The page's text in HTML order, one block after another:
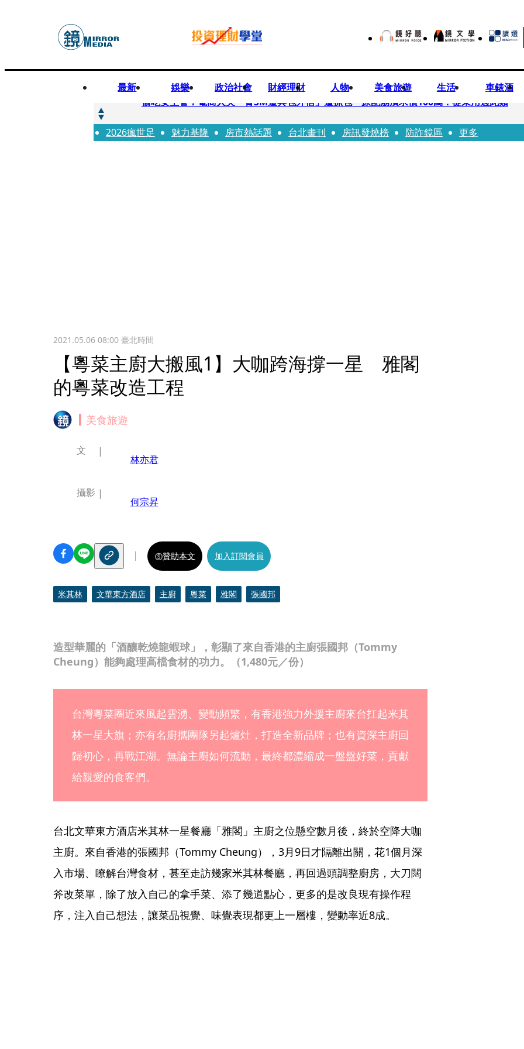
最新 娛樂 政治社會 財經理財 人物 美食旅遊 生活 車錶酒
快訊
偷吃女主管！電商人夫「背SM道具包外宿」遭抓包 原配崩潰求償100萬：從未用過此類
快訊
狂曬柯文哲電子手環形象照 陳佩琪嗨喊太帥「每張都好看」：清清白白
2026瘋世足 魅力基隆 房市熱話題 台北畫刊 房訊發燒榜 防詐鏡區 更多
2021.05.06 08:00臺北時間
【粵菜主廚大搬風1】大咖跨海撐一星 雅閣
的粵菜改造工程
美食旅遊
造型華麗的「酒釀乾燒龍蝦球」，彰顯了來自香港的主廚張國邦（Tommy
Cheung）能夠處理高檔食材的功力。（1,480元／份）
文
林亦君
攝影
何宗昇
贊助本文 加入訂閱會員
米其林 文華東方酒店 主廚 粵菜 雅閣 張國邦
台灣粵菜圈近來風起雲湧、變動頻繁，有香港強力外援主廚來台扛起米其
林一星大旗；亦有名廚攜團隊另起爐灶，打造全新品牌；也有資深主廚回
歸初心，再戰江湖。無論主廚如何流動，最終都濃縮成一盤盤好菜，貢獻
給親愛的食客們。
台北文華東方酒店米其林一星餐廳「雅閣」主廚之位懸空數月後，終於空降大咖
主廚。來自香港的張國邦（Tommy Cheung），3月9日才隔離出關，花1個月深
入市場、瞭解台灣食材，甚至走訪幾家米其林餐廳，再回過頭調整廚房，大刀闊
斧改菜單，除了放入自己的拿手菜、添了幾道點心，更多的是改良現有操作程
序，注入自己想法，讓菜品視覺、味覺表現都更上一層樓，變動率近8成。